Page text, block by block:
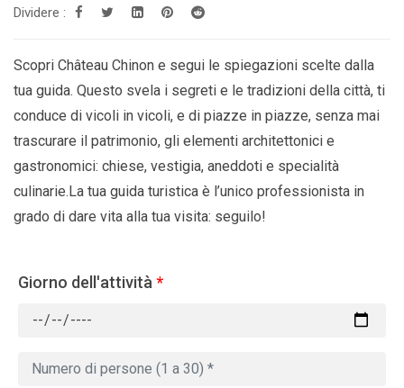
Dividere :
Scopri Château Chinon e segui le spiegazioni scelte dalla
tua guida. Questo svela i segreti e le tradizioni della città, ti
conduce di vicoli in vicoli, e di piazze in piazze, senza mai
trascurare il patrimonio, gli elementi architettonici e
gastronomici: chiese, vestigia, aneddoti e specialità
culinarie.La tua guida turistica è l’unico professionista in
grado di dare vita alla tua visita: seguilo!
Giorno dell'attività *